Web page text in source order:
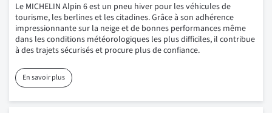
Le MICHELIN Alpin 6 est un pneu hiver pour les véhicules de
tourisme, les berlines et les citadines. Grâce à son adhérence
impressionnante sur la neige et de bonnes performances même
dans les conditions météorologiques les plus difficiles, il contribue
à des trajets sécurisés et procure plus de confiance.
En savoir plus